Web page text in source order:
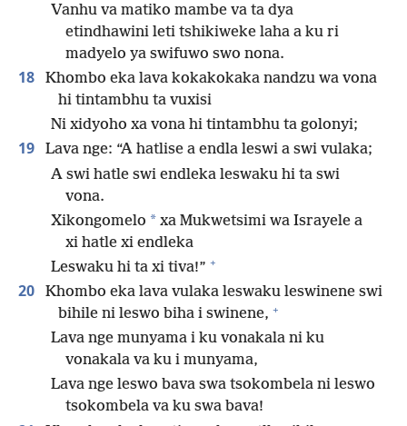
Vanhu va matiko mambe va ta dya
etindhawini leti tshikiweke laha a ku ri
madyelo ya swifuwo swo nona.
18
Khombo eka lava kokakokaka nandzu wa vona
hi tintambhu ta vuxisi
Ni xidyoho xa vona hi tintambhu ta golonyi;
19
Lava nge: “A hatlise a endla leswi a swi vulaka;
A swi hatle swi endleka leswaku hi ta swi
vona.
Xikongomelo * xa Mukwetsimi wa Israyele a
xi hatle xi endleka
Leswaku hi ta xi tiva!” +
20
Khombo eka lava vulaka leswaku leswinene swi
bihile ni leswo biha i swinene, +
Lava nge munyama i ku vonakala ni ku
vonakala va ku i munyama,
Lava nge leswo bava swa tsokombela ni leswo
tsokombela va ku swa bava!